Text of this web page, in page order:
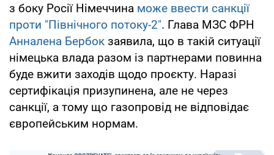
з боку Росії Німеччина може ввести санкції
проти "Північного потоку-2". Глава МЗС ФРН
Анналена Бербок заявила, що в такій ситуації
німецька влада разом із партнерами повинна
буде вжити заходів щодо проєкту. Наразі
сертифікація призупинена, але не через
санкції, а тому що газопровід не відповідає
європейським нормам.